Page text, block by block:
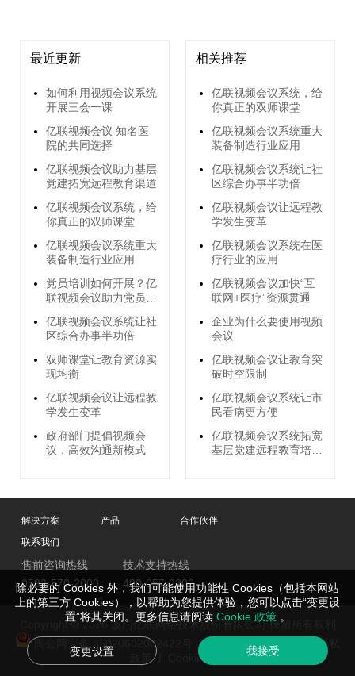
最近更新
如何利用视频会议系统
开展三会一课
亿联视频会议 知名医
院的共同选择
亿联视频会议助力基层
党建拓宽远程教育渠道
亿联视频会议系统，给
你真正的双师课堂
亿联视频会议系统重大
装备制造行业应用
党员培训如何开展？亿
联视频会议助力党员远
亿联视频会议系统让社
区综合办事半功倍
双师课堂让教育资源实
现均衡
亿联视频会议让远程教
学发生变革
政府部门提倡视频会
议，高效沟通新模式
相关推荐
亿联视频会议系统，给
你真正的双师课堂
亿联视频会议系统重大
装备制造行业应用
亿联视频会议系统让社
区综合办事半功倍
亿联视频会议让远程教
学发生变革
亿联视频会议系统在医
疗行业的应用
亿联视频会议加快“互
联网+医疗”资源贯通
企业为什么要使用视频
会议
亿联视频会议让教育突
破时空限制
亿联视频会议系统让市
民看病更方便
亿联视频会议系统拓宽
基层党建远程教育培训
解决方案 产品
合作伙伴
联系我们
售前咨询热线
0592-570-2000
技术支持热线
400-057-0200
Copyright © 2026 厦门亿联网络技术股份有限公司 保留所有权利
闽公网安备 35020602002422号
闽ICP备05019651号-2
隐私
政策 | Cookie管理
除必要的 Cookies 外，我们可能使用功能性 Cookies（包括本网站
上的第三方 Cookies），以帮助为您提供体验，您可以点击“变更设
置”将其关闭。更多信息请阅读 Cookie 政策 。
变更设置 我接受